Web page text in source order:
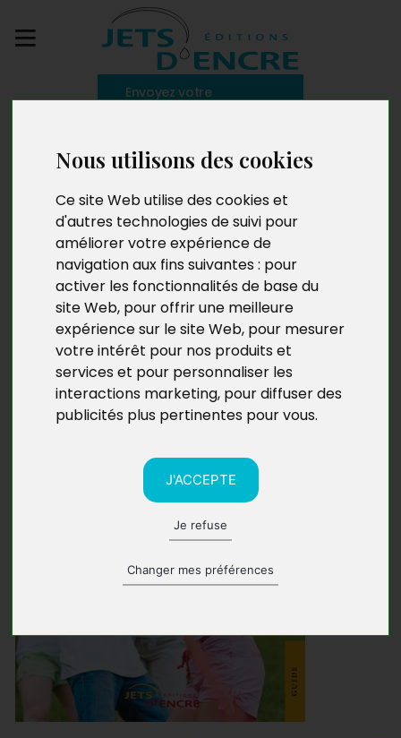
Nous utilisons des cookies
Ce site Web utilise des cookies et
d'autres technologies de suivi pour
améliorer votre expérience de
navigation aux fins suivantes : pour
activer les fonctionnalités de base du
site Web, pour offrir une meilleure
expérience sur le site Web, pour mesurer
votre intérêt pour nos produits et
services et pour personnaliser les
interactions marketing, pour diffuser des
publicités plus pertinentes pour vous.
J'ACCEPTE
Je refuse
Changer mes préférences
Envoyez votre
L’amélioration
personnelle